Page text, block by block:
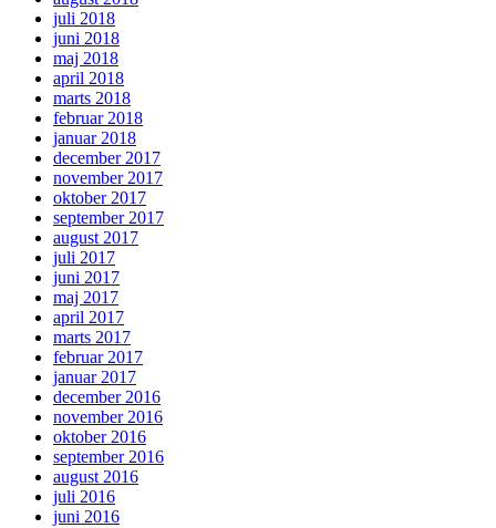
juli 2018
juni 2018
maj 2018
april 2018
marts 2018
februar 2018
januar 2018
december 2017
november 2017
oktober 2017
september 2017
august 2017
juli 2017
juni 2017
maj 2017
april 2017
marts 2017
februar 2017
januar 2017
december 2016
november 2016
oktober 2016
september 2016
august 2016
juli 2016
juni 2016